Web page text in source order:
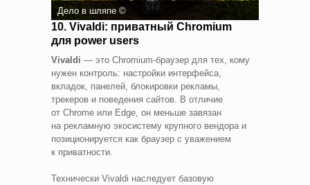
Дело в шляпе ©
10. Vivaldi: приватный Chromium
для power users
Vivaldi — это Chromium‑браузер для тех, кому
нужен контроль: настройки интерфейса,
вкладок, панелей, блокировки рекламы,
трекеров и поведения сайтов. В отличие
от Chrome или Edge, он меньше завязан
на рекламную экосистему крупного вендора и
позиционируется как браузер с уважением
к приватности.
Технически Vivaldi наследует базовую